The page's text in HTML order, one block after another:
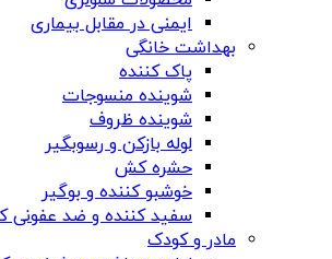
ایمنی در مقابل بیماری
بهداشت خانگی
پاک کننده
شوینده منسوجات
شوینده ظروف
لوله بازکن و رسوبگیر
حشره کش
خوشبو کننده و بوگیر
سفید کننده و ضد عفونی
مادر و کودک